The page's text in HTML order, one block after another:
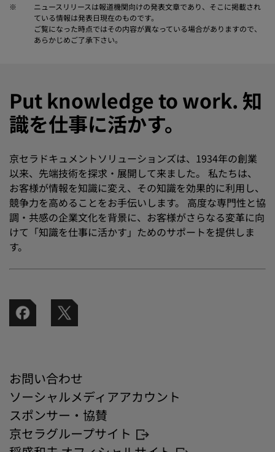
※
ニュースリリースは報道機関向けの発表文章であり、そこに掲載され
ている情報は発表日現在のものです。
ご覧になった時点ではその内容が異なっている場合がありますので、
あらかじめご了承下さい。
Put knowledge to work. 知
識を仕事に活かす。
京セラドキュメントソリューションズは、1934年の創業
以来、先端技術を探求・展開して来ました。 私たちは、
お客様が情報を知識に変え、その知識を効果的に利用し、
競争力を高めることをお手伝いします。 高度な専門性と協
調・共感の企業文化を背景に、お客様がさらなる変革に向
けて「知識を仕事に活かす」ためのサポートを提供しま
す。
お問い合わせ
ソーシャルメディアアカウント
スポンサー・協賛
京セラグループサイト